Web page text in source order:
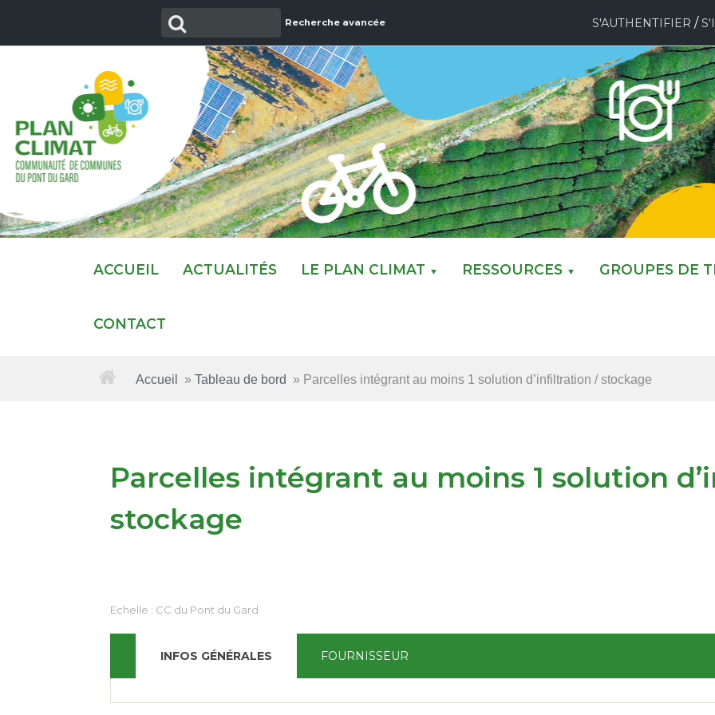
contenu
Recherche Recherche avancée S'AUTHENTIFIER /
ACCUEIL ACTUALITÉS LE PLAN CLIMAT ▼ RESSOURCES ▼ GROUPES DE
CONTACT
Accueil » Tableau de bord » Parcelles intégrant au moins 1 solution d’infiltration / stockage
Parcelles intégrant au moins 1 solution
stockage
Echelle : CC du Pont du Gard
INFOS GÉNÉRALES FOURNISSEUR